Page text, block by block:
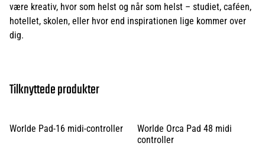
være kreativ, hvor som helst og når som helst – studiet, caféen,
hotellet, skolen, eller hvor end inspirationen lige kommer over
dig.
Tilknyttede produkter
Worlde Pad-16 midi-controller
Worlde Orca Pad 48 midi
controller